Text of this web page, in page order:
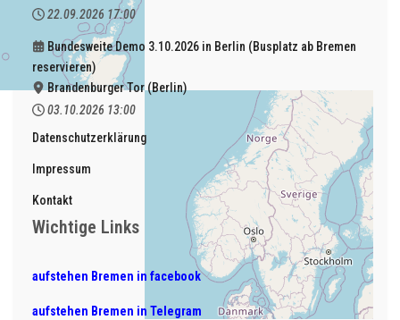
22.09.2026 17:00
Bundesweite Demo 3.10.2026 in Berlin (Busplatz ab Bremen
reservieren)
Brandenburger Tor (Berlin)
03.10.2026 13:00
Datenschutzerklärung
Impressum
Kontakt
Wichtige Links
aufstehen Bremen in facebook
aufstehen Bremen in Telegram